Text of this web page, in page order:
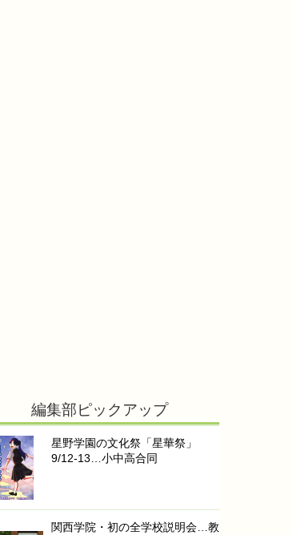
編集部ピックアップ
星野学園の文化祭「星華祭」
9/12-13…小中高合同
関西学院・初の全学校説明会…教